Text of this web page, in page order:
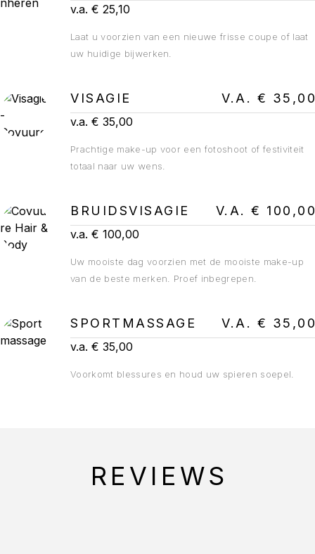
v.a. € 25,10
Laat u voorzien van een nieuwe frisse coupe of laat
uw huidige bijwerken.
VISAGIE V.A. €
v.a. € 35,00
Prachtige make-up voor een fotoshoot of festiviteit
totaal naar uw wens.
BRUIDSVISAGIE V.A. €
v.a. € 100,00
Uw mooiste dag voorzien met de mooiste make-up
van de beste merken. Proef inbegrepen.
SPORTMASSAGE V.A. €
v.a. € 35,00
Voorkomt blessures en houd uw spieren soepel.
REVIEWS